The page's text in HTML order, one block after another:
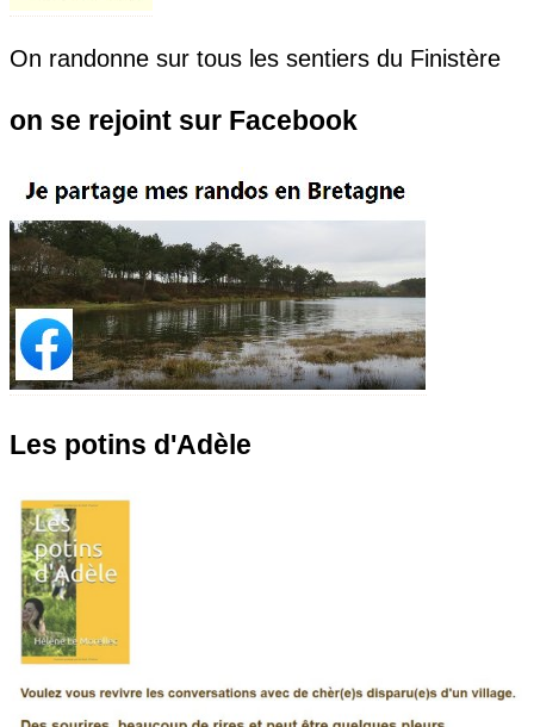
On randonne sur tous les sentiers du Finistère
on se rejoint sur Facebook
Les potins d'Adèle